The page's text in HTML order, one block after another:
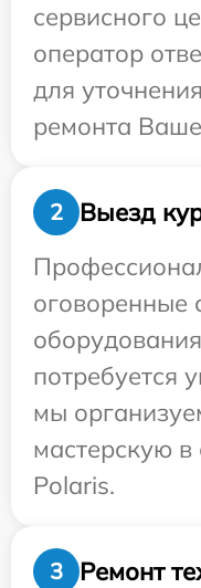
сервисного
оператор
для
ремонта
2
Выезд
оговоренные
потребуется
мы
мастерскую
Polaris.
3
Ремонт